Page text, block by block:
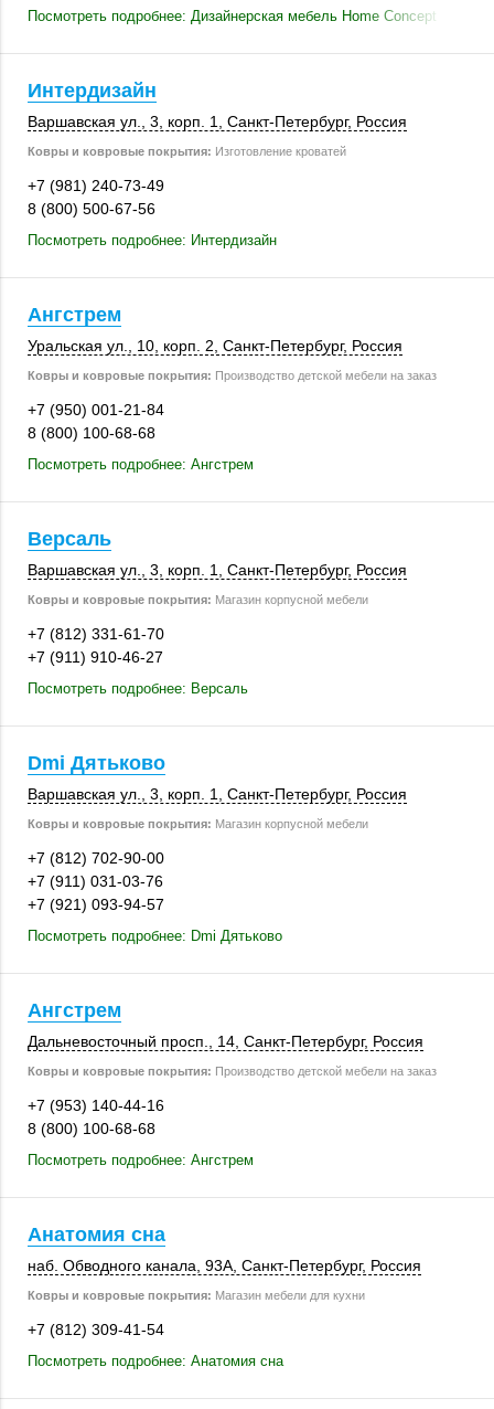
Посмотреть подробнее: Дизайнерская мебель Home Concept
Интердизайн
Варшавская ул., 3 корп. 1 Санкт-Петербург, Россия
Ковры и ковровые покрытия: Изготовление кроватей
+7 (981) 240-73-49
8 (800) 500-67-56
Посмотреть подробнее: Интердизайн
Ангстрем
Уральская ул., 10 корп. 2 Санкт-Петербург, Россия
Ковры и ковровые покрытия: Производство детской мебели на заказ
+7 (950) 001-21-84
8 (800) 100-68-68
Посмотреть подробнее: Ангстрем
Версаль
Варшавская ул., 3 корп. 1 Санкт-Петербург, Россия
Ковры и ковровые покрытия: Магазин корпусной мебели
+7 (812) 331-61-70
+7 (911) 910-46-27
Посмотреть подробнее: Версаль
Dmi Дятьково
Варшавская ул., 3 корп. 1 Санкт-Петербург, Россия
Ковры и ковровые покрытия: Магазин корпусной мебели
+7 (812) 702-90-00
+7 (911) 031-03-76
+7 (921) 093-94-57
Посмотреть подробнее: Dmi Дятьково
Ангстрем
Дальневосточный просп., 14, Санкт-Петербург, Россия
Ковры и ковровые покрытия: Производство детской мебели на заказ
+7 (953) 140-44-16
8 (800) 100-68-68
Посмотреть подробнее: Ангстрем
Анатомия сна
наб. Обводного канала, 93А Санкт-Петербург, Россия
Ковры и ковровые покрытия: Магазин мебели для кухни
+7 (812) 309-41-54
Посмотреть подробнее: Анатомия сна